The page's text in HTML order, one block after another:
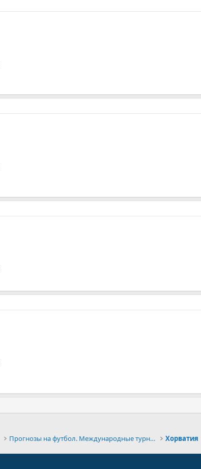
Прогнозы на футбол. Международные турниры Хорватия